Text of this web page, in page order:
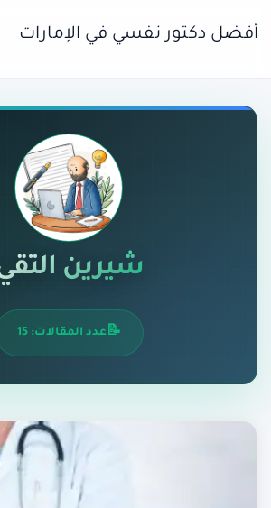
أفضل دكتور نفسي في الإمارات
شيرين
عدد المقالات: 15